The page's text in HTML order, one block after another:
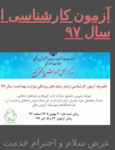
آزمون
سال ۹۷
عرض سلام و احترام خدمت